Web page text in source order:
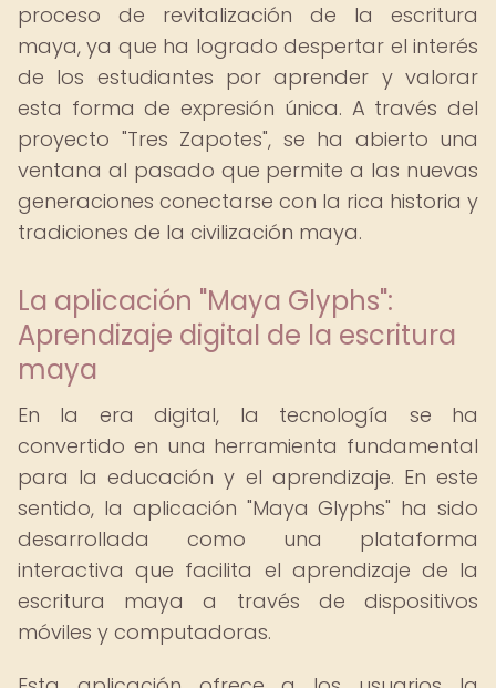
proceso de revitalización de la escritura
maya, ya que ha logrado despertar el interés
de los estudiantes por aprender y valorar
esta forma de expresión única. A través del
proyecto "Tres Zapotes", se ha abierto una
ventana al pasado que permite a las nuevas
generaciones conectarse con la rica historia y
tradiciones de la civilización maya.
La aplicación "Maya Glyphs":
Aprendizaje digital de la escritura
maya
En la era digital, la tecnología se ha
convertido en una herramienta fundamental
para la educación y el aprendizaje. En este
sentido, la aplicación "Maya Glyphs" ha sido
desarrollada como una plataforma
interactiva que facilita el aprendizaje de la
escritura maya a través de dispositivos
móviles y computadoras.